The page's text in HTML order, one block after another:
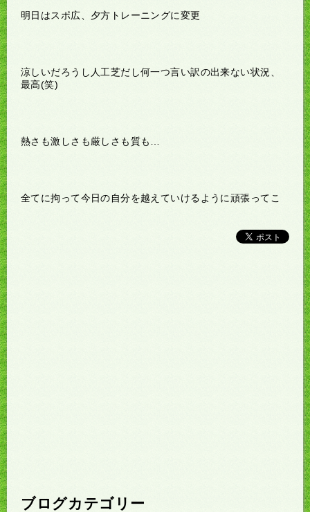
明日はスポ広、夕方トレーニングに変更
涼しいだろうし人工芝だし何一つ言い訳の出来ない状況、
最高(笑)
熱さも激しさも厳しさも質も…
全てに拘って今日の自分を越えていけるように頑張ってこ
ブログカテゴリー